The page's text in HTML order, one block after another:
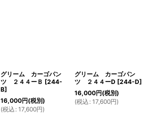
グリーム カーゴパン
ツ ２４４ーＢ [244-
B]
16,000円(税別)
(税込 : 17,600円)
グリーム カーゴパン
ツ ２４４ーD [244-D]
16,000円(税別)
(税込 : 17,600円)